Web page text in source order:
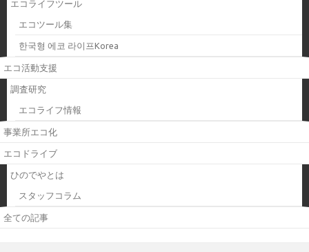
エコライフツール
エコツール集
한국형 에코 라이프Korea
エコ活動支援
調査研究
エコライフ情報
事業所エコ化
エコドライブ
ひのでやとは
スタッフコラム
全ての記事